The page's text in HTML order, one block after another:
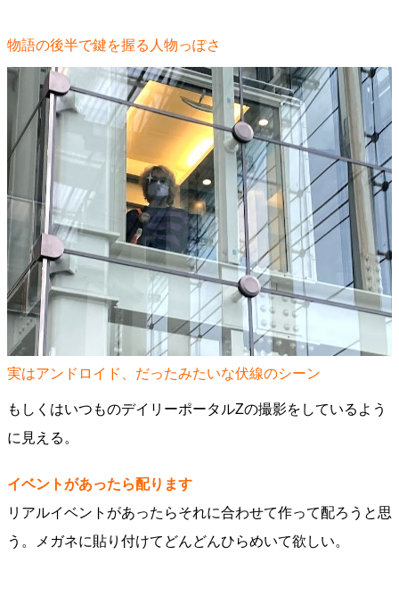
物語の後半で鍵を握る人物っぽさ
実はアンドロイド、だったみたいな伏線のシーン
もしくはいつものデイリーポータルZの撮影をしているよう
に見える。
イベントがあったら配ります
リアルイベントがあったらそれに合わせて作って配ろうと思
う。メガネに貼り付けてどんどんひらめいて欲しい。